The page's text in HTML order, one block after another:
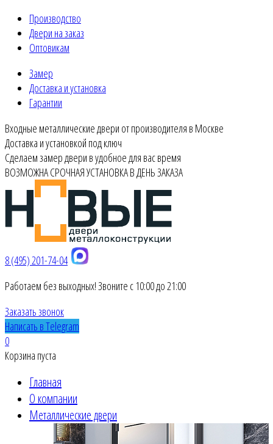
Производство
Двери на заказ
Оптовикам
Замер
Доставка и установка
Гарантии
Входные металлические двери от производителя в Москве
Доставка и установкой под ключ
Сделаем замер двери в удобное для вас время
ВОЗМОЖНА СРОЧНАЯ УСТАНОВКА В ДЕНЬ ЗАКАЗА
8 (495) 201-74-04
Работаем без выходных! Звоните с 10:00 до 21:00
Заказать звонок
Написать в Telegram
0
Корзина пуста
Главная
О компании
Металлические двери